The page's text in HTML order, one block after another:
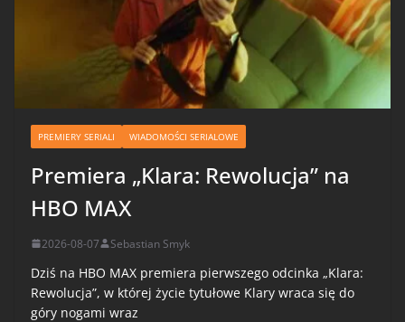
PREMIERY SERIALI WIADOMOŚCI SERIALOWE
Premiera „Klara: Rewolucja” na
HBO MAX
2026-08-07 Sebastian Smyk
Dziś na HBO MAX premiera pierwszego odcinka „Klara:
Rewolucja”, w której życie tytułowe Klary wraca się do
góry nogami wraz